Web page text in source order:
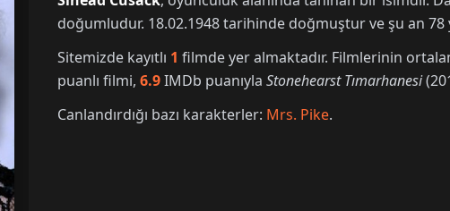
doğumludur. 18.02.1948 tarihinde doğmuştur ve şu an 78
Sitemizde kayıtlı 1 filmde yer almaktadır. Filmlerinin
puanlı filmi,6.9IMDb puanıylaStonehearst Tımarhanesi
Canlandırdığı bazı karakterler: Mrs. Pike.